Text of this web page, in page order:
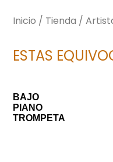
Inicio / Tienda /
ESTAS
BAJO
PIANO
TROMPETA